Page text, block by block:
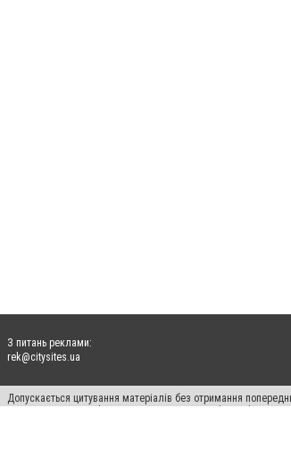
З питань реклами:
rek@citysites.ua
Допускається цитування матеріалів без отримання
пошукових систем гіперпосилання на цитовані статті не